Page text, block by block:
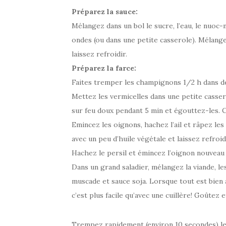
Préparez la sauce:
Mélangez dans un bol le sucre, l’eau, le
ondes (ou dans une petite casserole).
laissez refroidir.
Préparez la farce:
Faites tremper les champignons 1/2 h dans
Mettez les vermicelles dans une petite
sur feu doux pendant 5 min et égouttez-les.
Emincez les oignons, hachez l’ail et râpez
avec un peu d’huile végétale et laissez
Hachez le persil et émincez l’oignon
Dans un grand saladier, mélangez la viande,
muscade et sauce soja. Lorsque tout est
c’est plus facile qu’avec une cuillère!